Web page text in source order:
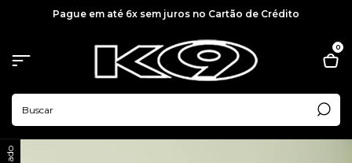
Pague em até 6x sem juros no Cartão de Crédito
0